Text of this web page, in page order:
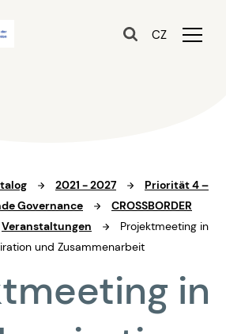
CZ
2021 - 2027
Priorität 4 –
Governance
CROSSBORDER
Veranstaltungen
Projektmeeting in
und Zusammenarbeit
in